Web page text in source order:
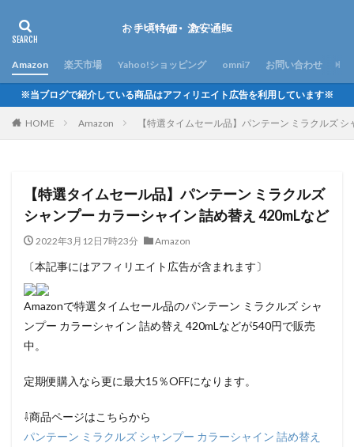
Amazon 楽天市場 Yahoo!ショッピング omni7 お問い合わせ
※当ブログで紹介している商品はアフィリエイト広告を利用しています※
HOME Amazon 【特選タイムセール品】パンテーン ミラクルズ
【特選タイムセール品】パンテーン ミラクルズ
シャンプー カラーシャイン 詰め替え 420mLなど
2022年3月12日7時23分 Amazon
〔本記事にはアフィリエイト広告が含まれます〕
Amazonで特選タイムセール品のパンテーン ミラクルズ シャ
ンプー カラーシャイン 詰め替え 420mLなどが540円で販売
中。
定期便購入なら更に最大15％OFFになります。
⇩商品ページはこちらから
パンテーン ミラクルズ シャンプー カラーシャイン 詰め替え